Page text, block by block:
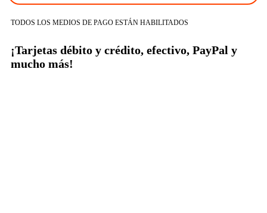
TODOS LOS MEDIOS DE PAGO ESTÁN HABILITADOS
¡Tarjetas débito y crédito, efectivo, PayPal y
mucho más!